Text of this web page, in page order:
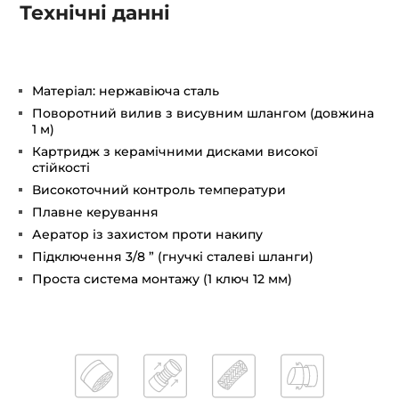
Технічні данні
Матеріал: нержавіюча сталь
Поворотний вилив з висувним шлангом (довжина
1 м)
Картридж з керамічними дисками високої
стійкості
Високоточний контроль температури
Плавне керування
Аератор із захистом проти накипу
Підключення 3/8 ” (гнучкі сталеві шланги)
Проста система монтажу (1 ключ 12 мм)